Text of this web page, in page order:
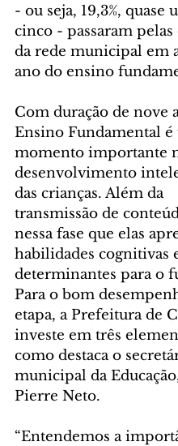
- ou seja, 19,3%, quase
cinco - passaram pelas
da rede municipal em
ano do ensino
Com duração de nove
Ensino Fundamental é
momento importante
desenvolvimento
das crianças. Além da
transmissão de
nessa fase que elas
habilidades cognitivas
determinantes para o
Para o bom
etapa, a Prefeitura de
investe em três
como destaca o
municipal da
Pierre Neto.
“Entendemos a